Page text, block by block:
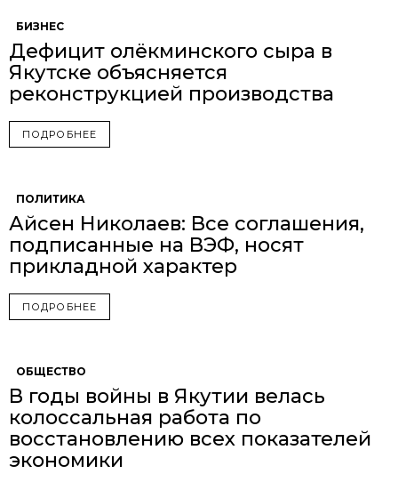
БИЗНЕС
Дефицит олёкминского сыра в
Якутске объясняется
реконструкцией производства
ПОДРОБНЕЕ
ПОЛИТИКА
Айсен Николаев: Все соглашения,
подписанные на ВЭФ, носят
прикладной характер
ПОДРОБНЕЕ
ОБЩЕСТВО
В годы войны в Якутии велась
колоссальная работа по
восстановлению всех показателей
экономики